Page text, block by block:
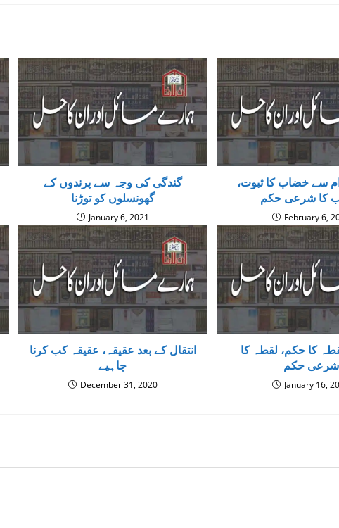
گندگی کی وجہ سے پرندوں کے
گھونسلوں کو توڑنا
January 6, 2021
سے خضاب کا ثبوت،
کا شرعی حکم
February 6,
انتقال کے بعد عقیقہ، عقیقہ کب کرنا
چاہیے
December 31, 2020
شرعی حکم
January 16,